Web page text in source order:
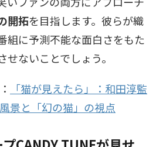
開拓を目指します。彼らが織
組に予測不能な面白さをもた
ないことでしょう。
「猫が見えたら」：和田淳監
景と「幻の猫」の視点